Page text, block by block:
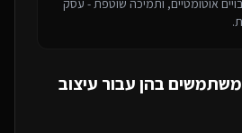
אוטומטיים, ותמיכה שוטפת - עסק
משתמשים בהן עבור עיצוב